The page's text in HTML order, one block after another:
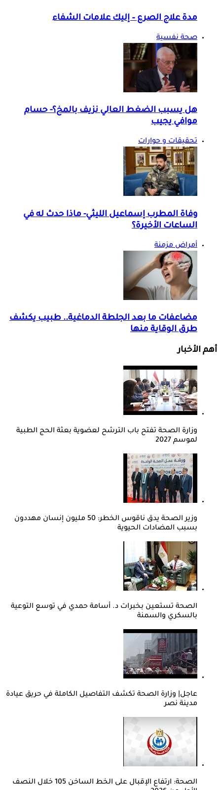
مدة علاج الصرع – إليك علامات الشفاء
صحة نفسية
هل يسبب الضغط العالي نزيف بالمخ؟- حسام
موافي يجيب
تحقيقات و حوارات
وفاة المطرب إسماعيل الليثي- ماذا حدث له في
الساعات الأخيرة؟
أمراض مزمنة
مضاعفات ما بعد الجلطة الدماغية.. طبيب يكشف
طرق الوقاية منها
أهم الأخبار
وزارة الصحة تفتح باب الترشح لعضوية بعثة الحج الطبية
لموسم 2027
وزير الصحة يدق ناقوس الخطر: 50 مليون إنسان مهددون
بسبب المضادات الحيوية
الصحة تستعين بخبرات د. أسامة حمدي في توسع التوعية
بالسكري والسمنة
عاجل| وزارة الصحة تكشف التفاصيل الكاملة في حريق عيادة
مدينة نصر
الصحة: ارتفاع الإقبال على الخط الساخن 105 خلال النصف